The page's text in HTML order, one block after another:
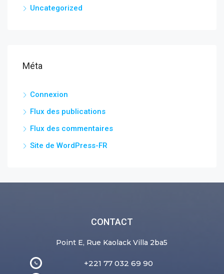
Uncategorized
Méta
Connexion
Flux des publications
Flux des commentaires
Site de WordPress-FR
CONTACT
Point E, Rue Kaolack Villa 2ba5
+221 77 032 69 90